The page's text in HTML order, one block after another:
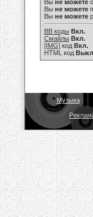
Вы не можете
Вы не можете
Вы не можете
BB коды Вкл.
Смайлы Вкл.
[IMG] код Вкл.
HTML код
Музыка